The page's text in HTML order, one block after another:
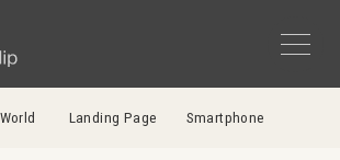
World Landing Page Smartphone